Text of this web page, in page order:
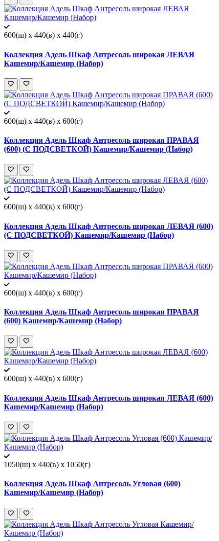
600(ш) x 440(в) x 440(г)
Коллекция Адель Шкаф Антресоль широкая ЛЕВАЯ
Кашемир/Кашемир (Набор)
600(ш) x 440(в) x 600(г)
Коллекция Адель Шкаф Антресоль широкая ПРАВАЯ
(600) (С ПОДСВЕТКОЙ) Кашемир/Кашемир (Набор)
600(ш) x 440(в) x 600(г)
Коллекция Адель Шкаф Антресоль широкая ЛЕВАЯ (600)
(С ПОДСВЕТКОЙ) Кашемир/Кашемир (Набор)
600(ш) x 440(в) x 600(г)
Коллекция Адель Шкаф Антресоль широкая ПРАВАЯ
(600) Кашемир/Кашемир (Набор)
600(ш) x 440(в) x 600(г)
Коллекция Адель Шкаф Антресоль широкая ЛЕВАЯ (600)
Кашемир/Кашемир (Набор)
1050(ш) x 440(в) x 1050(г)
Коллекция Адель Шкаф Антресоль Угловая (600)
Кашемир/Кашемир (Набор)